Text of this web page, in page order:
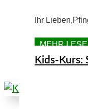
Ihr
MEHR
Kids-